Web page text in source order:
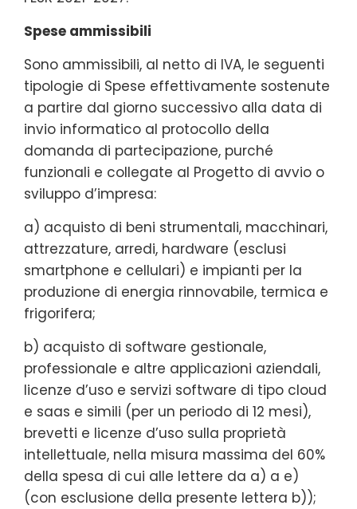
Spese ammissibili
Sono ammissibili, al netto di IVA, le seguenti
tipologie di Spese effettivamente sostenute
a partire dal giorno successivo alla data di
invio informatico al protocollo della
domanda di partecipazione, purché
funzionali e collegate al Progetto di avvio o
sviluppo d’impresa:
a) acquisto di beni strumentali, macchinari,
attrezzature, arredi, hardware (esclusi
smartphone e cellulari) e impianti per la
produzione di energia rinnovabile, termica e
frigorifera;
b) acquisto di software gestionale,
professionale e altre applicazioni aziendali,
licenze d’uso e servizi software di tipo cloud
e saas e simili (per un periodo di 12 mesi),
brevetti e licenze d’uso sulla proprietà
intellettuale, nella misura massima del 60%
della spesa di cui alle lettere da a) a e)
(con esclusione della presente lettera b));